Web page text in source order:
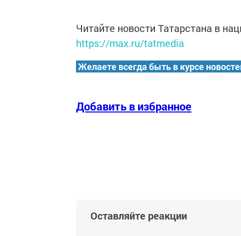
Читайте новости Татарстана в
https://max.ru/tatmedia
Желаете всегда быть в курсе
Добавить в избранное
Оставляйте реакции